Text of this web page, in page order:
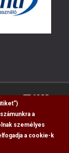
GDPR
saját
a
személyes
a cookie-k